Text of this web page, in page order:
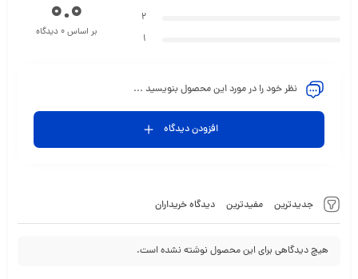
جدیدترین مفیدترین دیدگاه خریداران
هیچ دیدگاهی برای این محصول نوشته نشده است.
2
1
0.0
بر اساس 0 دیدگاه
نظر خود را در مورد این محصول بنویسید ...
افزودن دیدگاه